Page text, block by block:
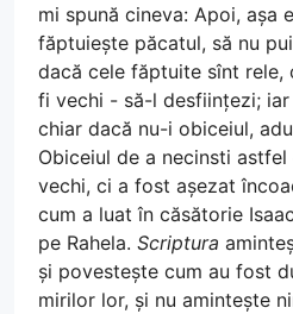
mi spună cineva: Apoi, așa
făptuiește păcatul, să nu
dacă cele făptuite sînt rele,
fi vechi - să-l desființezi; iar
chiar dacă nu-i obiceiul,
Obiceiul de a necinsti
vechi, ci a fost așezat
cum a luat în căsătorie
pe Rahela. Scriptura
și povestește cum au fost
mirilor lor, și nu amintește